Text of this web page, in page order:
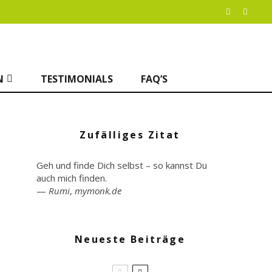
TESTIMONIALS FAQ’S
Zufälliges Zitat
Geh und finde Dich selbst – so kannst Du
auch mich finden.
— Rumi, mymonk.de
Neueste Beiträge